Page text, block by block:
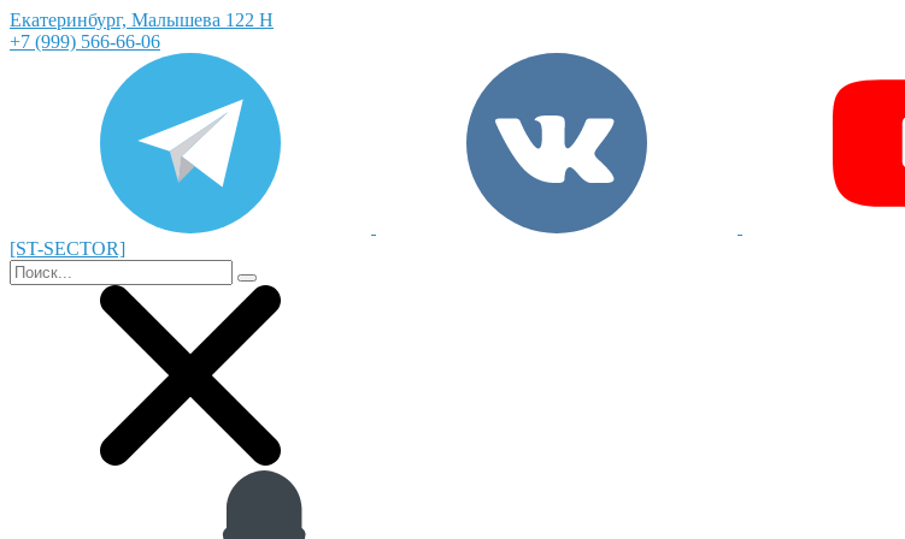
Екатеринбург, Малышева 122 Н
+7 (999) 566-66-06
[ST-SECTOR]